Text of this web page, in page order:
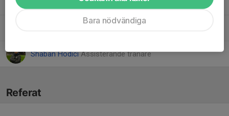
Emanuel SanduloTränare
Assisterande tränare
Shaban HodiciAssisterande tränare
Referat
Bara nödvändiga